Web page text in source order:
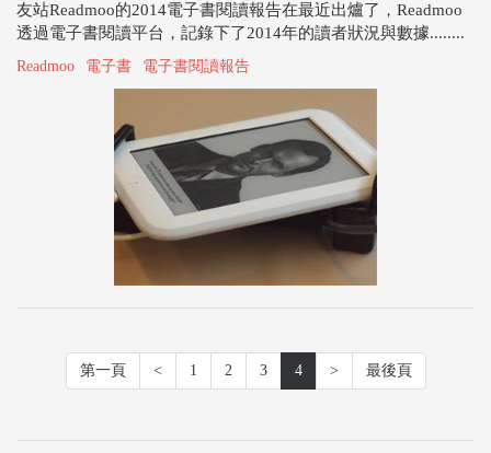
友站Readmoo的2014電子書閱讀報告在最近出爐了，Readmoo
透過電子書閱讀平台，記錄下了2014年的讀者狀況與數據........
Readmoo 電子書 電子書閱讀報告
第一頁 < 1 2 3 4 > 最後頁